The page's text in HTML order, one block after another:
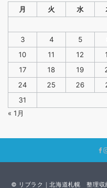
月 火 水
3
4 5
10
11 12
17
18 19
24
25 26
31
« 1月
© リブラク｜北海道札幌 整理収